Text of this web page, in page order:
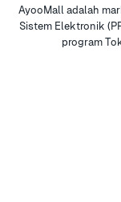
AyooMall adalah
Sistem Elektronik
program